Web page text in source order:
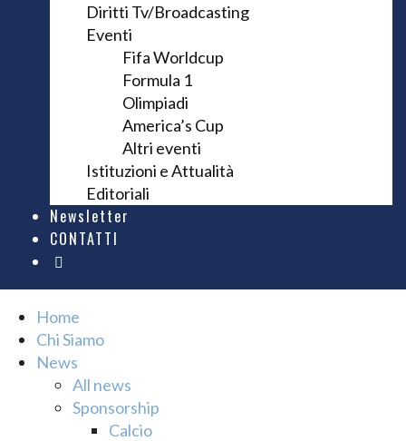
Diritti Tv/Broadcasting
Eventi
Fifa Worldcup
Formula 1
Olimpiadi
America’s Cup
Altri eventi
Istituzioni e Attualità
Editoriali
Newsletter
CONTATTI
Home
Chi Siamo
News
All news
Sponsorship
Calcio